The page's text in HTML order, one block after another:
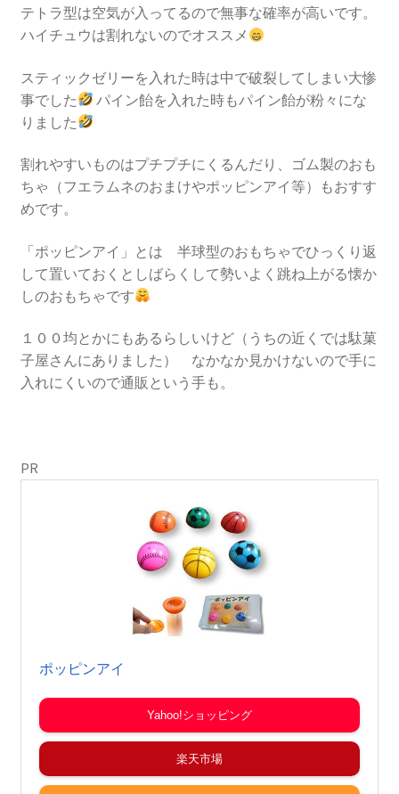
テトラ型は空気が入ってるので無事な確率が高いです。
ハイチュウは割れないのでオススメ
スティックゼリーを入れた時は中で破裂してしまい大惨
事でした
パイン飴を入れた時もパイン飴が粉々にな
りました
割れやすいものはプチプチにくるんだり、ゴム製のおも
ちゃ（フエラムネのおまけやポッピンアイ等）もおすす
めです。
「ポッピンアイ」とは 半球型のおもちゃでひっくり返
して置いておくとしばらくして勢いよく跳ね上がる懐か
しのおもちゃです
１００均とかにもあるらしいけど（うちの近くでは駄菓
子屋さんにありました） なかなか見かけないので手に
入れにくいので通販という手も。
PR
ポッピンアイ
Yahoo!ショッピング
楽天市場